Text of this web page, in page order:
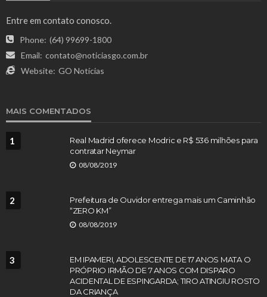
Entre em contato conosco.
Phone: (64) 99699-1800
Email: contato@noticiasgo.com.br
Website: GO Notícias
MAIS COMENTADOS
1
Real Madrid oferece Modric e R$ 536 milhões para
contratar Neymar
08/08/2019
2
Prefeitura de Ouvidor entrega mais um Caminhão
“ZERO KM”
08/08/2019
3
EM IPAMERI, ADOLESCENTE DE 17 ANOS MATA O
PRÓPRIO IRMÃO DE 7 ANOS COM DISPARO
ACIDENTAL DE ESPINGARDA; TIRO ATINGIU ROSTO
DA CRIANÇA